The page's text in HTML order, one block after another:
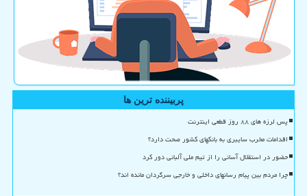
پربیننده ترین ها
پس لرزه های ۸۸ روز قطعی اینترنت
اقدامات مخرب سایبری به بانکهای کشور صحت دارد؟
حضور در استقلال آسانی را از تیم ملی آلبانی دور کرد
چرا مردم بین پیام رسانهای داخلی و خارجی سرگردان مانده اند؟